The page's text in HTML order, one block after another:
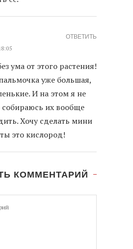
ума от этого растения!
уже большая,
И на этом я не
собираюсь их вообще
Хочу сделать мини
это кислород!
ОТВЕТИТЬ
КОММЕНТАРИЙ